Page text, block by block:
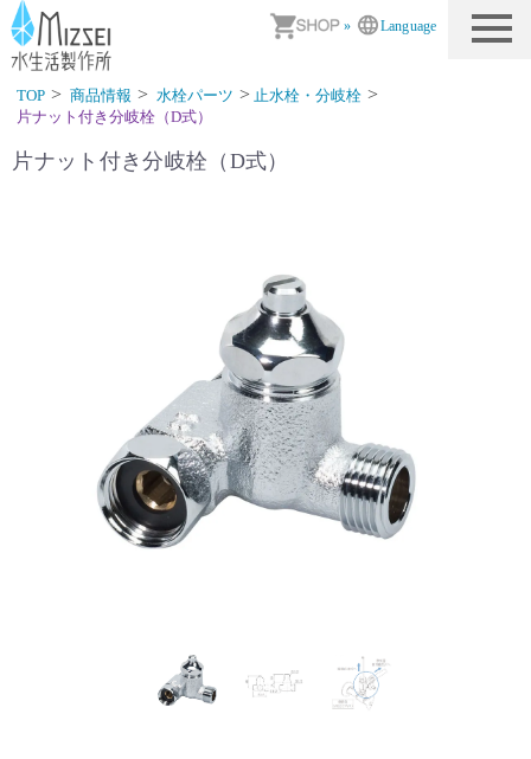
» Language
商品情報｜水生活製作所
TOP 商品情報 水栓パーツ
止水栓・分岐栓
片ナット付き分岐栓（D式）
片ナット付き分岐栓（D式）